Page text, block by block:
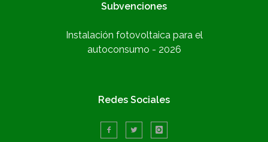
Subvenciones
Instalación fotovoltaica para el
autoconsumo - 2026
Redes Sociales